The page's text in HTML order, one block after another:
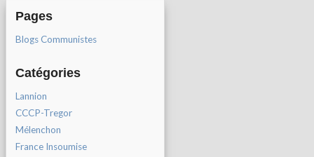
Pages
Blogs Communistes
Catégories
Lannion
CCCP-Tregor
Mélenchon
France Insoumise